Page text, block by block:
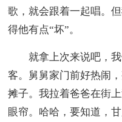
歌，就会跟着一起唱。
得他有点“坏”。
就拿上次来说吧，我
客。舅舅家门前好热闹
摊子。我拉着爸爸在街
眼帘。哈哈，要知道，